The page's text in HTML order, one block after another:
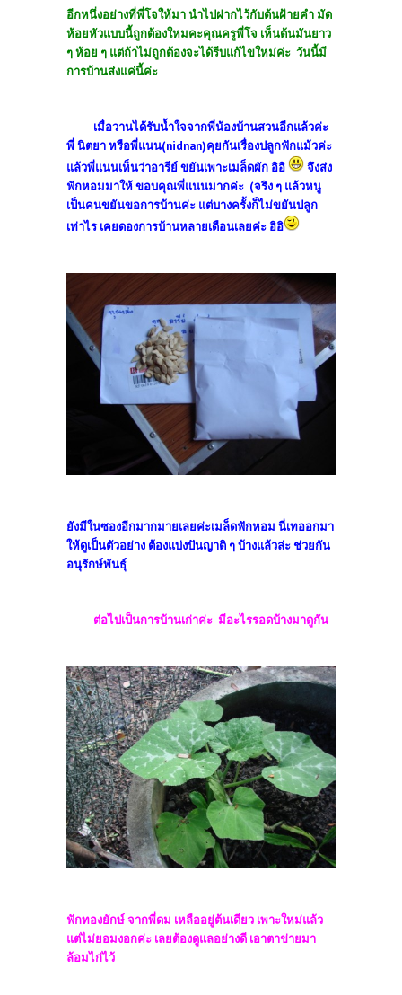
อีกหนึ่งอย่างที่พี่โจให้มา นำไปฝากไว้กับต้นฝ้ายคำ มัด
ห้อยหัวแบบนี้ถูกต้องใหมคะคุณครูพี่โจ เห็นต้นมันยาว
ๆ ห้อย ๆ แต่ถ้าไม่ถูกต้องจะได้รีบแก้ไขใหม่ค่ะ วันนี้มี
การบ้านส่งแค่นี้ค่ะ
เมื่อวานได้รับน้ำใจจากพี่น้องบ้านสวนอีกแล้วค่ะ
พี่ นิตยา หรือพี่แนน(nidnan)คุยกันเรื่องปลูกฟักแม้วค่ะ
แล้วพี่แนนเห็นว่าอารีย์ ขยันเพาะเมล็ดผัก อิอิ
จึงส่ง
ฟักหอมมาให้ ขอบคุณพี่แนนมากค่ะ (จริง ๆ แล้วหนู
เป็นคนขยันขอการบ้านค่ะ แต่บางครั้งก็ไม่ขยันปลูก
เท่าไร เคยดองการบ้านหลายเดือนเลยค่ะ อิอิ
ยังมีในซองอีกมากมายเลยค่ะเมล็ดฟักหอม นี่เทออกมา
ให้ดูเป็นตัวอย่าง ต้องแบ่งปันญาติ ๆ บ้างแล้วล่ะ ช่วยกัน
อนุรักษ์พันธุ์
ต่อไปเป็นการบ้านเก่าค่ะ มีอะไรรอดบ้างมาดูกัน
ฟักทองยักษ์ จากพี่ดม เหลืออยู่ต้นเดียว เพาะใหม่แล้ว
แต่ไม่ยอมงอกค่ะ เลยต้องดูแลอย่างดี เอาตาข่ายมา
ล้อมไก่ไว้